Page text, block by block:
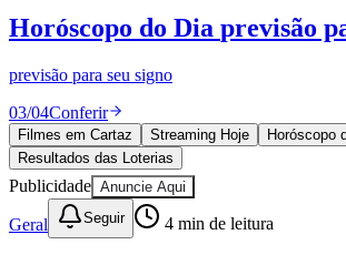
Anuncie no Portal
Cadastrar Empresa
Divulgar Vagas
Publicidade Legal
Política
Eleições
Esportes
Saúde
Segurança
Cultura
Meio Ambiente
Horóscopo do Dia previsão
previsão para seu signo
03/04Conferir
Filmes em Cartaz Streaming Hoje
Horóscopo
Resultados das Loterias
Publicidade Anuncie Aqui
Geral Seguir 4 min de leitura